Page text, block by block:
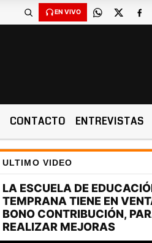
EN VIVO
CONTACTO ENTREVISTAS
ULTIMO VIDEO